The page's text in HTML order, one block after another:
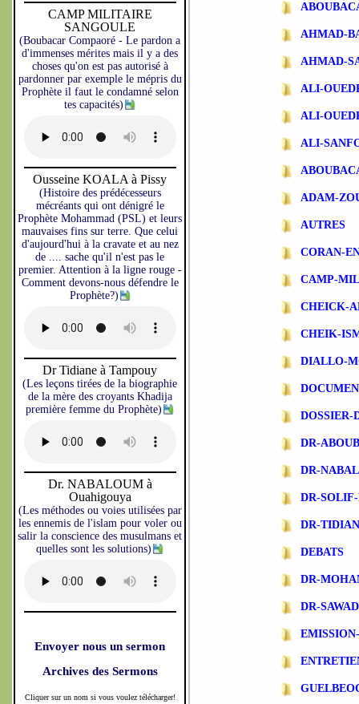
CAMP MILITAIRE
SANGOULE
(Boubacar Compaoré - Le pardon a
d'immenses mérites mais il y a des
choses qu'on est pas autorisé à
pardonner par exemple le mépris du
Prophète il faut le condamné selon
tes capacités)
Ousseine KOALA à Pissy
(Histoire des prédécesseurs
mécréants qui ont dénigré le
Prophète Mohammad (PSL) et leurs
mauvaises fins sur terre. Que celui
d'aujourd'hui à la cravate et au nez
de .... sache qu'il n'est pas le
premier. Attention à la ligne rouge -
Comment devons-nous défendre le
Prophète?)
Dr Tidiane à Tampouy
(Les leçons tirées de la biographie
de la mère des croyants Khadija
première femme du Prophète)
Dr. NABALOUM à
Ouahigouya
(Les méthodes ou voies utilisées par
les ennemis de l'islam pour voler ou
salir la conscience des musulmans et
quelles sont les solutions)
Envoyer nous un sermon
Archives des Sermons
Cliquer sur un nom si vous voulez télécharger!
AHMAD-
AHMAD-
ALI-
ALI-
ALI-
ADAM-
AUTRES
CORAN-
CAMP-
CHEICK-
CHEIK-
DIALLO-
DOSSIER-
DR-
DR-
DR-
DR-
DEBATS
DR-
DR-